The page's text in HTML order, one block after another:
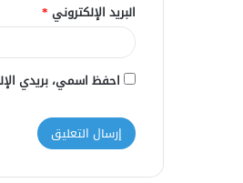
البريد الإلكتروني *
احفظ اسمي، بريدي